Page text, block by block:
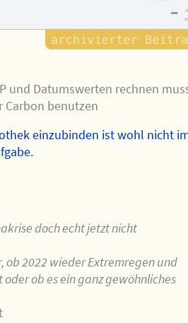
Autors
–
und Datumswerten rechnen
Carbon benutzen
einzubinden ist wohl nicht
doch echt jetzt nicht
ob 2022 wieder Extremregen und
ob es ein ganz gewöhnliches